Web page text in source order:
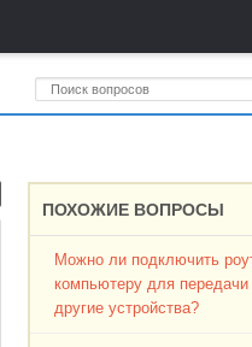
ПОХОЖИЕ ВОПРОСЫ
Можно ли подключить
компьютеру для передачи
другие устройства?